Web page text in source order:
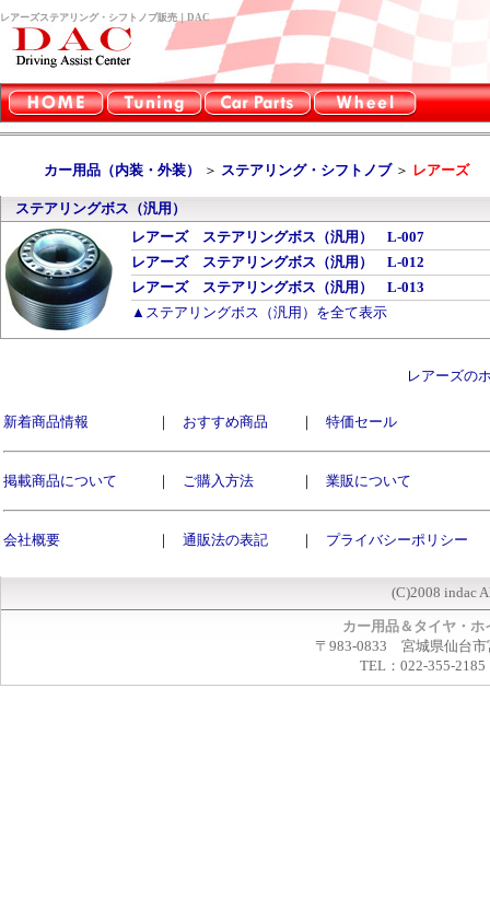
レアーズステアリング・シフトノブ販売｜DAC
カー用品（内装・外装） ＞ ステアリング・シフトノブ＞ レアーズ
ステアリングボス（汎用）
レアーズ ステアリングボス（汎用） L-007
レアーズ ステアリングボス（汎用） L-012
レアーズ ステアリングボス（汎用） L-013
▲ステアリングボス（汎用）を全て表示
レアーズの
新着商品情報 ｜ おすすめ商品 ｜ 特価セール
掲載商品について ｜ ご購入方法 ｜ 業販について
会社概要 ｜ 通販法の表記 ｜ プライバシーポリシー
(C)2008 indac
カー用品＆タイヤ・
〒983-0833 宮城県仙台市
TEL：022-355-